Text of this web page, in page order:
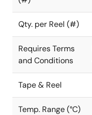
Qty. per Reel (#)
Requires Terms
and Conditions
Tape & Reel
Temp. Range (°C)